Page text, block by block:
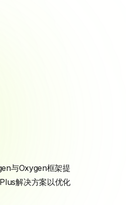
与Oxygen框架提
解决方案以优化